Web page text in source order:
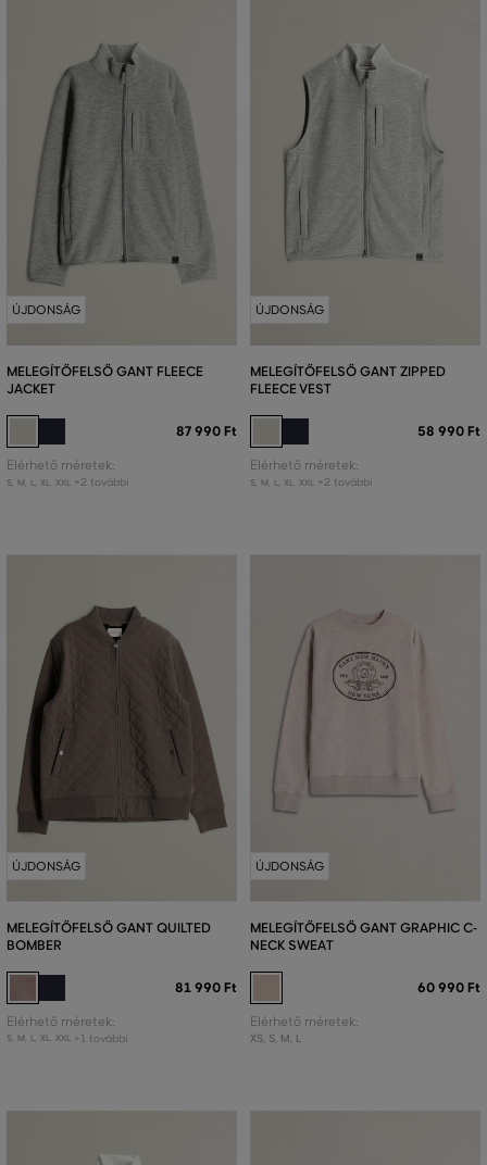
ÚJDONSÁG
MELEGÍTŐFELSŐ GANT FLEECE
JACKET
87 990 Ft
Elérhető méretek:
S, M L XL XXL +2 további
ÚJDONSÁG
MELEGÍTŐFELSŐ GANT ZIPPED
FLEECE VEST
58 990 Ft
Elérhető méretek:
S, M L XL XXL +2 további
ÚJDONSÁG
MELEGÍTŐFELSŐ GANT QUILTED
BOMBER
81 990 Ft
Elérhető méretek:
S, M L, XL, XXL +1 további
ÚJDONSÁG
MELEGÍTŐFELSŐ GANT GRAPHIC C-
NECK SWEAT
60 990 Ft
Elérhető méretek:
XS, S, M L